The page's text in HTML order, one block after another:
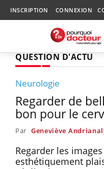
INSCRIPTION CONNEXION
QUESTION D'ACTU
Neurologie
Regarder de
bon pour le
Par Geneviève
Regarder les
esthétiquement